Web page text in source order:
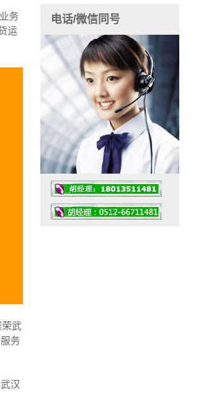
务
运
荣武
务
汉
电话/微信同号